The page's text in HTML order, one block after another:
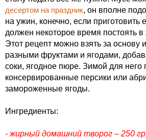
десертом на праздник, он вполне
на ужин, конечно, если приготовить
должен некоторое время постоять в
Этот рецепт можно взять за основу
разными фруктами и ягодами,
соки, ягодное пюре. Зимой для него
консервированные персики или
замороженные ягоды.
Ингредиенты:
- жирный домашний творог – 250